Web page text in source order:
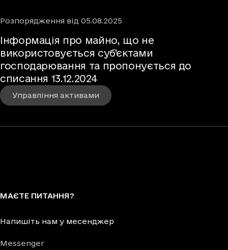
Розпорядження від 05.08.2025
Інформація про майно, що не
використовується суб’єктами
господарювання та пропонується до
списання 13.12.2024
Управління активами
МАЄТЕ ПИТАННЯ?
Напишіть нам у месенджер
Messenger